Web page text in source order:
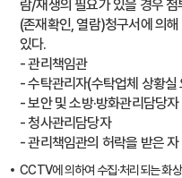
람/재생의 필요가 있을 경우
(존재확인, 열람)청구서에 의
있다.
- 관리책임관
- 수탁관리자(수탁업체 상황실
- 보안 및 소방·방화관리담당자
- 청사관리담당자
- 관리책임관의 허락을 받은 자
CCTV에 의하여 수집·처리되는 화